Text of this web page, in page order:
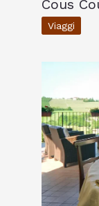
Cous
Viaggi